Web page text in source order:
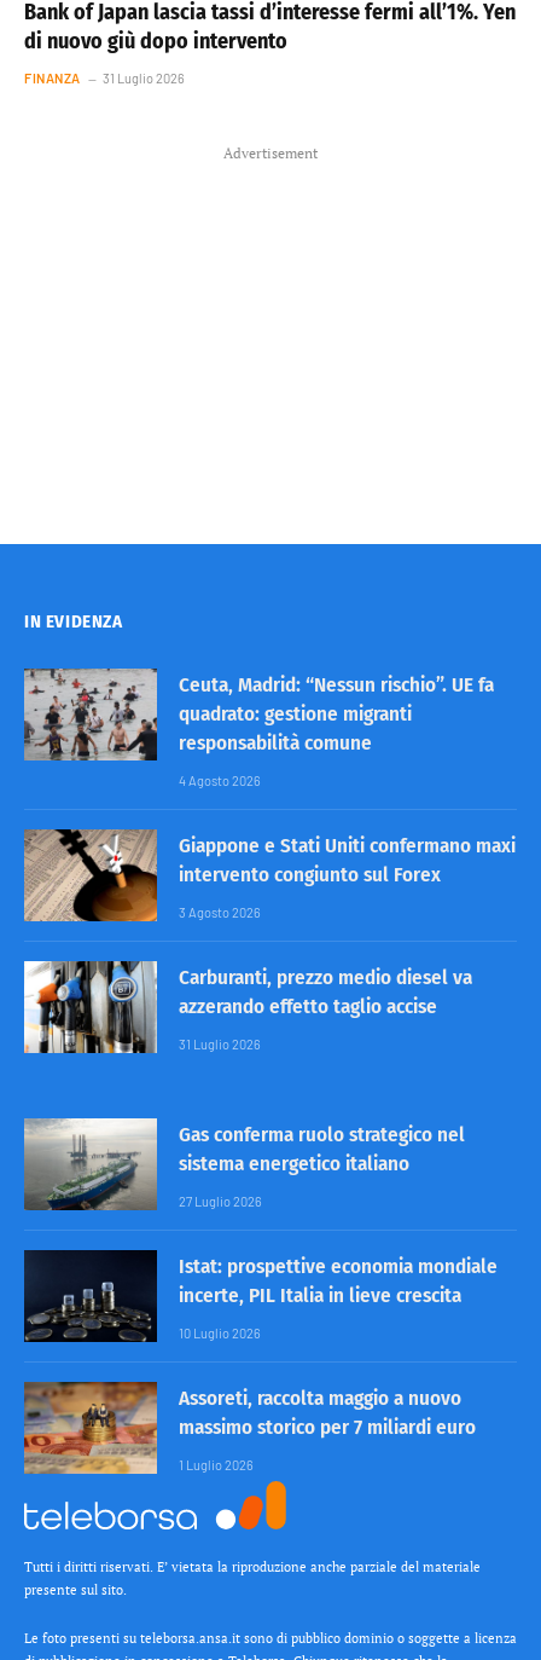
Bank of Japan lascia tassi d’interesse fermi all’1%. Yen
di nuovo giù dopo intervento
FINANZA 31 Luglio 2026
Advertisement
IN EVIDENZA
Ceuta, Madrid: “Nessun rischio”. UE fa
quadrato: gestione migranti
responsabilità comune
4 Agosto 2026
Giappone e Stati Uniti confermano maxi
intervento congiunto sul Forex
3 Agosto 2026
Carburanti, prezzo medio diesel va
azzerando effetto taglio accise
31 Luglio 2026
Gas conferma ruolo strategico nel
sistema energetico italiano
27 Luglio 2026
Istat: prospettive economia mondiale
incerte, PIL Italia in lieve crescita
10 Luglio 2026
Assoreti, raccolta maggio a nuovo
massimo storico per 7 miliardi euro
1 Luglio 2026
Tutti i diritti riservati. E’ vietata la riproduzione anche parziale del materiale
presente sul sito.
Le foto presenti su teleborsa.ansa.it sono di pubblico dominio o soggette a licenza